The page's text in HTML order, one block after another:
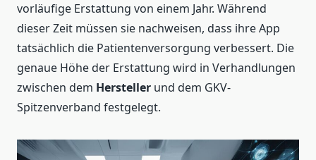
vorläufige Erstattung von einem Jahr. Während
dieser Zeit müssen sie nachweisen, dass ihre App
tatsächlich die Patientenversorgung verbessert. Die
genaue Höhe der Erstattung wird in Verhandlungen
zwischen dem Hersteller und dem GKV-
Spitzenverband festgelegt.